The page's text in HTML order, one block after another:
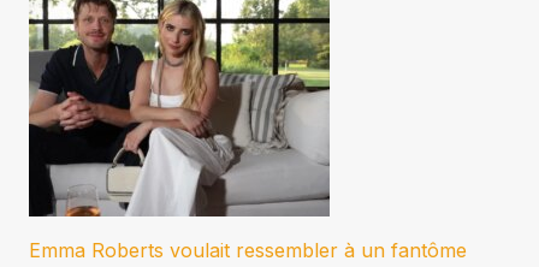
Emma Roberts voulait ressembler à un fantôme